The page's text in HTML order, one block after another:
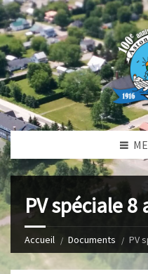
PV spéciale 8
Accueil Documents PV